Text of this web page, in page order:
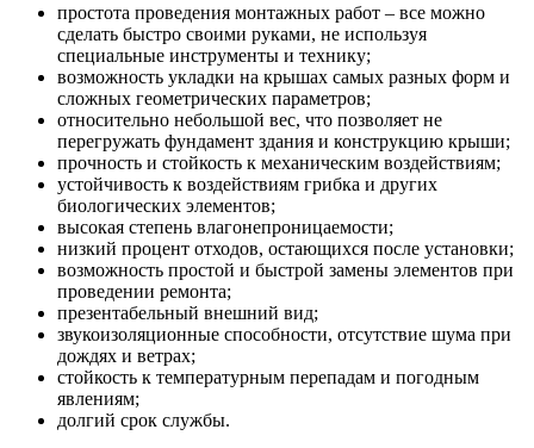
простота проведения монтажных работ – все можно
сделать быстро своими руками, не используя
специальные инструменты и технику;
возможность укладки на крышах самых разных форм и
сложных геометрических параметров;
относительно небольшой вес, что позволяет не
перегружать фундамент здания и конструкцию крыши;
прочность и стойкость к механическим воздействиям;
устойчивость к воздействиям грибка и других
биологических элементов;
высокая степень влагонепроницаемости;
низкий процент отходов, остающихся после установки;
возможность простой и быстрой замены элементов при
проведении ремонта;
презентабельный внешний вид;
звукоизоляционные способности, отсутствие шума при
дождях и ветрах;
стойкость к температурным перепадам и погодным
явлениям;
долгий срок службы.